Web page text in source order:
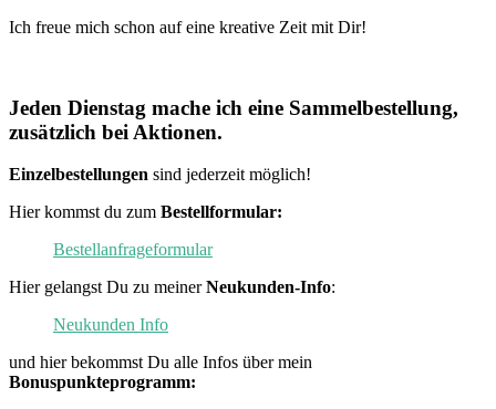
Ich freue mich schon auf eine kreative Zeit mit Dir!
Jeden Dienstag mache ich eine Sammelbestellung,
zusätzlich bei Aktionen.
Einzelbestellungen sind jederzeit möglich!
Hier kommst du zum Bestellformular:
Bestellanfrageformular
Hier gelangst Du zu meinerNeukunden-Info:
Neukunden Info
und hier bekommst Du alle Infos über mein
Bonuspunkteprogramm: